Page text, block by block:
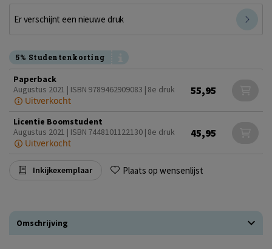
Er verschijnt een nieuwe druk
5% Studentenkorting
Paperback
Augustus 2021 | ISBN 9789462909083 | 8e druk
Uitverkocht
55,95
Licentie Boomstudent
Augustus 2021 | ISBN 7448101122130 | 8e druk
Uitverkocht
45,95
Inkijkexemplaar Plaats op wensenlijst
Omschrijving